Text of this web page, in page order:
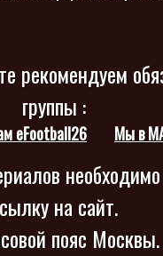
рекомендуем
группы :
eFootball26 Мы в
на сайт.
пояс